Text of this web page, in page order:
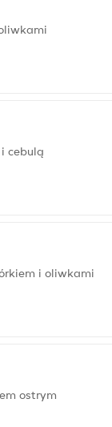
cebulą
i oliwkami
ostrym